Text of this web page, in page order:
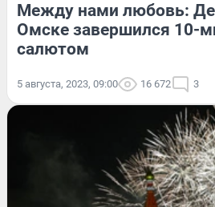
Между нами любовь:
Омске завершился 10-
салютом
5 августа, 2023, 09:00 16 672 3